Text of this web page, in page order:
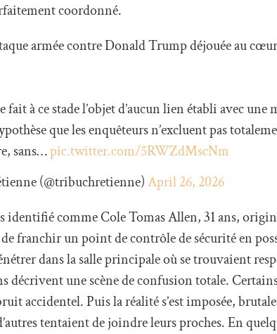
coordonné.
armée contre Donald Trump déjouée au
fait à ce stade l’objet d’aucun lien établi avec
que les enquêteurs n’excluent pas
sans…pic.twitter.com/5RWZdMscNm
(@tribuchretienne)April 26, 2026
identifié comme Cole Tomas Allen, 31 ans,
franchir un point de contrôle de sécurité en
dans la salle principale où se trouvaient
une scène de confusion totale.
accidentel. Puis la réalité s’est imposée,
tentaient de joindre leurs proches. En